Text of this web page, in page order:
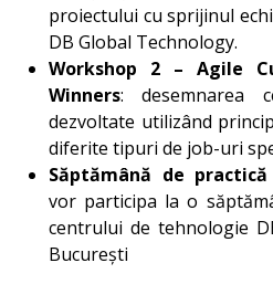
proiectului cu sprijinul
DB Global Technology.
Workshop 2 – Agile
Winners: desemnarea
dezvoltate utilizând
diferite tipuri de job-uri
Săptămână de practică
vor participa la o
centrului de tehnologie
București